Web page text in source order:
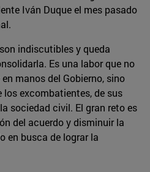
Iván Duque el mes pasado
indiscutibles y queda
Es una labor que no
manos del Gobierno, sino
los excombatientes, de sus
sociedad civil. El gran reto es
del acuerdo y disminuir la
en busca de lograr la